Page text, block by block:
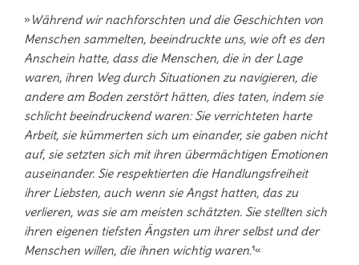
» Während wir nachforschten und die Geschichten von
Menschen sammelten, beeindruckte uns, wie oft es den
Anschein hatte, dass die Menschen, die in der Lage
waren, ihren Weg durch Situationen zu navigieren, die
andere am Boden zerstört hätten, dies taten, indem sie
schlicht beeindruckend waren: Sie verrichteten harte
Arbeit, sie kümmerten sich um einander, sie gaben nicht
auf, sie setzten sich mit ihren übermächtigen Emotionen
auseinander. Sie respektierten die Handlungsfreiheit
ihrer Liebsten, auch wenn sie Angst hatten, das zu
verlieren, was sie am meisten schätzten. Sie stellten sich
ihren eigenen tiefsten Ängsten um ihrer selbst und der
Menschen willen, die ihnen wichtig waren.¹«